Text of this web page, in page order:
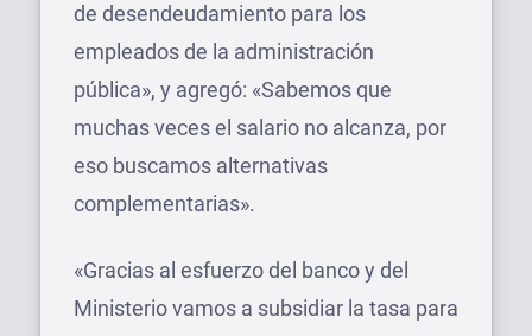
de desendeudamiento para los
empleados de la administración
pública», y agregó: «Sabemos que
muchas veces el salario no alcanza, por
eso buscamos alternativas
complementarias».
«Gracias al esfuerzo del banco y del
Ministerio vamos a subsidiar la tasa para